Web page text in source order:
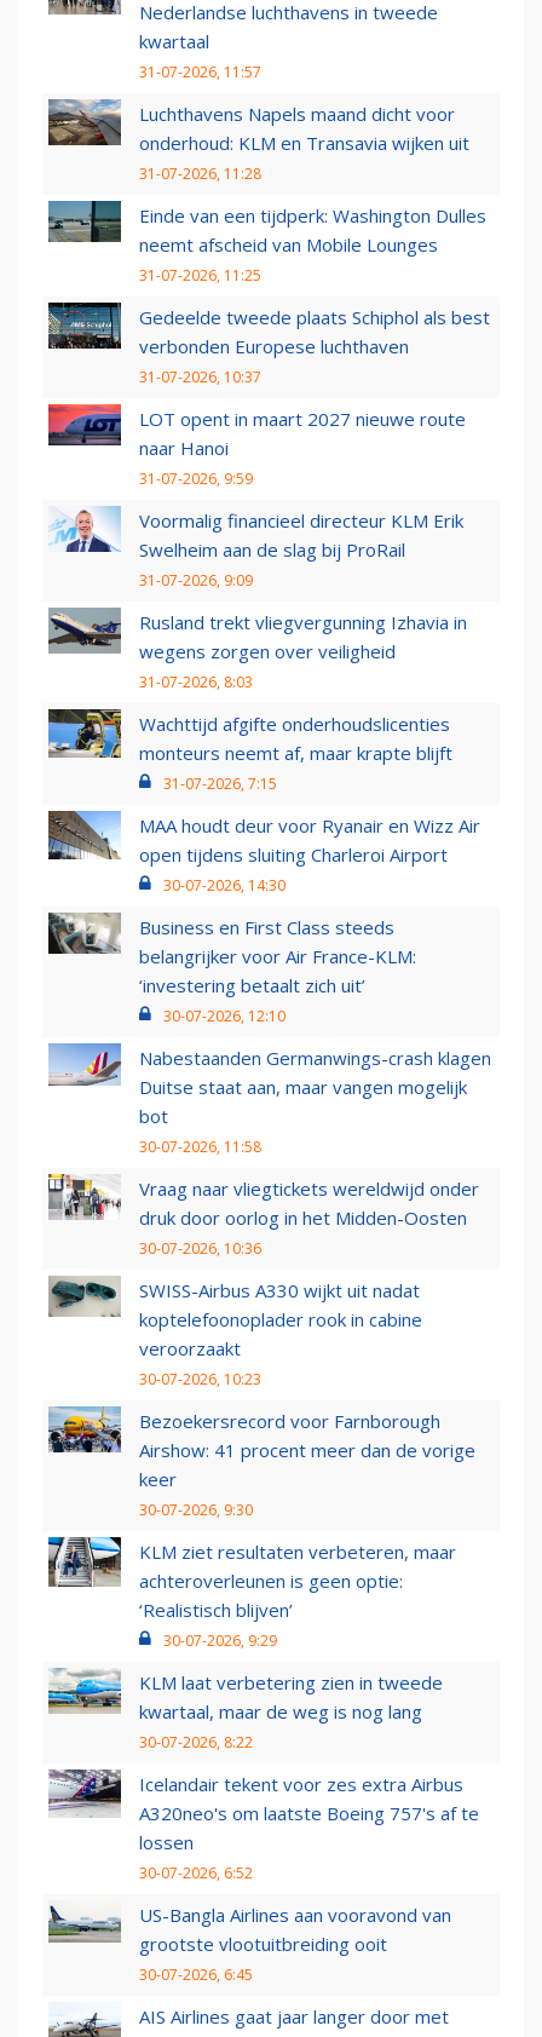
Nederlandse luchthavens in tweede
kwartaal
31-07-2026, 11:57
Luchthavens Napels maand dicht voor
onderhoud: KLM en Transavia wijken uit
31-07-2026, 11:28
Einde van een tijdperk: Washington Dulles
neemt afscheid van Mobile Lounges
31-07-2026, 11:25
Gedeelde tweede plaats Schiphol als best
verbonden Europese luchthaven
31-07-2026, 10:37
LOT opent in maart 2027 nieuwe route
naar Hanoi
31-07-2026, 9:59
Voormalig financieel directeur KLM Erik
Swelheim aan de slag bij ProRail
31-07-2026, 9:09
Rusland trekt vliegvergunning Izhavia in
wegens zorgen over veiligheid
31-07-2026, 8:03
Wachttijd afgifte onderhoudslicenties
monteurs neemt af, maar krapte blijft
31-07-2026, 7:15
MAA houdt deur voor Ryanair en Wizz Air
open tijdens sluiting Charleroi Airport
30-07-2026, 14:30
Business en First Class steeds
belangrijker voor Air France-KLM:
‘investering betaalt zich uit’
30-07-2026, 12:10
Nabestaanden Germanwings-crash klagen
Duitse staat aan, maar vangen mogelijk
bot
30-07-2026, 11:58
Vraag naar vliegtickets wereldwijd onder
druk door oorlog in het Midden-Oosten
30-07-2026, 10:36
SWISS-Airbus A330 wijkt uit nadat
koptelefoonoplader rook in cabine
veroorzaakt
30-07-2026, 10:23
Bezoekersrecord voor Farnborough
Airshow: 41 procent meer dan de vorige
keer
30-07-2026, 9:30
KLM ziet resultaten verbeteren, maar
achteroverleunen is geen optie:
‘Realistisch blijven’
30-07-2026, 9:29
KLM laat verbetering zien in tweede
kwartaal, maar de weg is nog lang
30-07-2026, 8:22
Icelandair tekent voor zes extra Airbus
A320neo's om laatste Boeing 757's af te
lossen
30-07-2026, 6:52
US-Bangla Airlines aan vooravond van
grootste vlootuitbreiding ooit
30-07-2026, 6:45
AIS Airlines gaat jaar langer door met